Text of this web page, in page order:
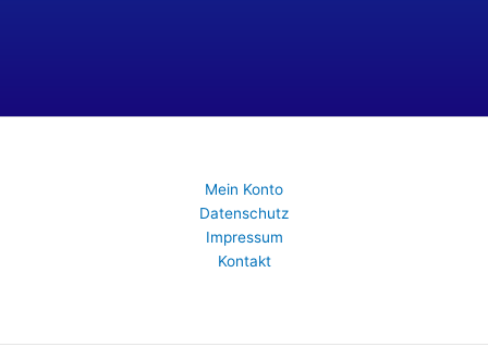
Mein Konto
Datenschutz
Impressum
Kontakt